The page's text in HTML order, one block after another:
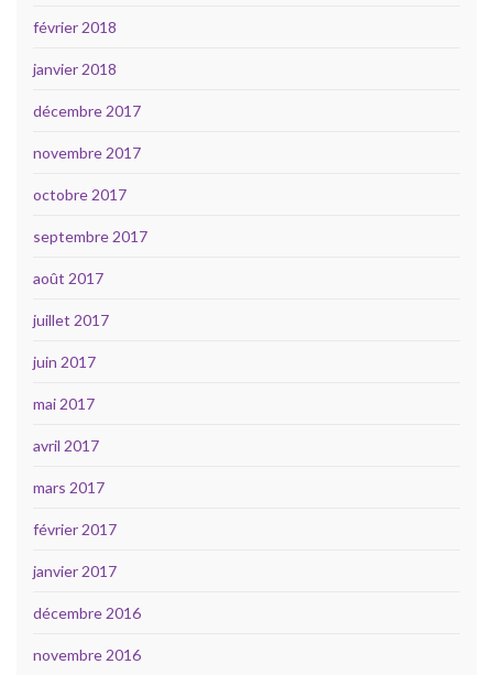
février 2018
janvier 2018
décembre 2017
novembre 2017
octobre 2017
septembre 2017
août 2017
juillet 2017
juin 2017
mai 2017
avril 2017
mars 2017
février 2017
janvier 2017
décembre 2016
novembre 2016